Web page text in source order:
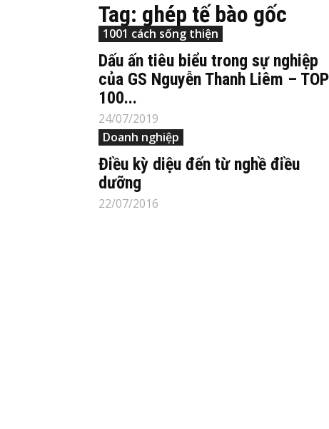
Tag: ghép tế bào gốc
1001 cách sống thiện
Dấu ấn tiêu biểu trong sự nghiệp
của GS Nguyễn Thanh Liêm – TOP
100...
24/07/2019
Doanh nghiệp
Điều kỳ diệu đến từ nghề điều
dưỡng
22/07/2016